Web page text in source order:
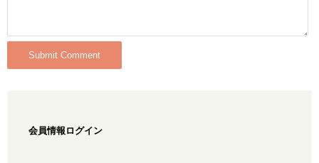
会員情報ログイン